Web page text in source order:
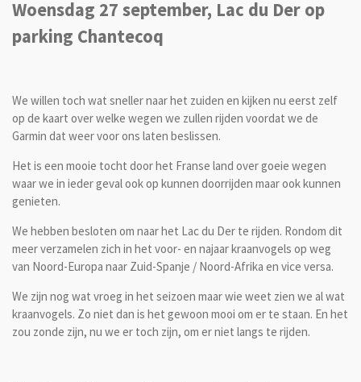
Woensdag 27 september, Lac du Der op
parking Chantecoq
We willen toch wat sneller naar het zuiden en kijken nu eerst zelf
op de kaart over welke wegen we zullen rijden voordat we de
Garmin dat weer voor ons laten beslissen.
Het is een mooie tocht door het Franse land over goeie wegen
waar we in ieder geval ook op kunnen doorrijden maar ook kunnen
genieten.
We hebben besloten om naar het Lac du Der te rijden. Rondom dit
meer verzamelen zich in het voor- en najaar kraanvogels op weg
van Noord-Europa naar Zuid-Spanje / Noord-Afrika en vice versa.
We zijn nog wat vroeg in het seizoen maar wie weet zien we al wat
kraanvogels. Zo niet dan is het gewoon mooi om er te staan. En het
zou zonde zijn, nu we er toch zijn, om er niet langs te rijden.